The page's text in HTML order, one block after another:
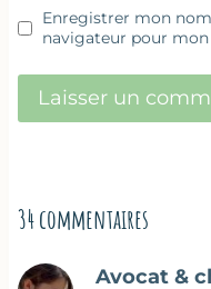
Enregistrer mon
navigateur pour
34 commentaires
Avocat &